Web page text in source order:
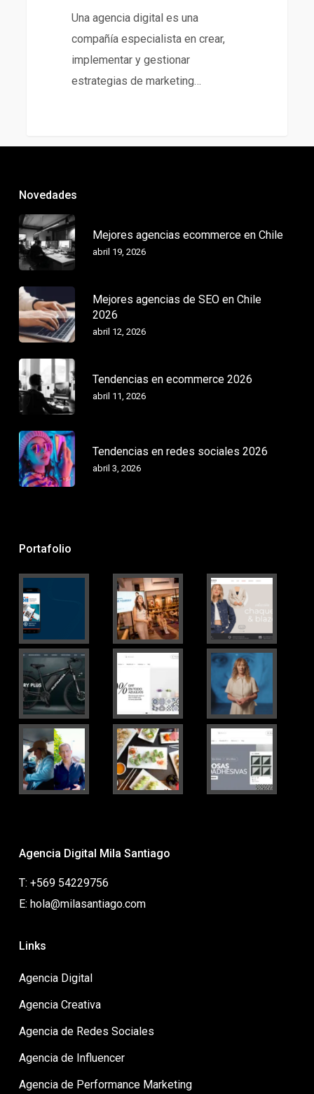
Una agencia digital es una
compañía especialista en crear,
implementar y gestionar
estrategias de marketing…
Novedades
Mejores agencias ecommerce en Chile
abril 19, 2026
Mejores agencias de SEO en Chile
2026
abril 12, 2026
Tendencias en ecommerce 2026
abril 11, 2026
Tendencias en redes sociales 2026
abril 3, 2026
Portafolio
Agencia Digital Mila Santiago
T: +569 54229756
E: hola@milasantiago.com
Links
Agencia Digital
Agencia Creativa
Agencia de Redes Sociales
Agencia de Influencer
Agencia de Performance Marketing